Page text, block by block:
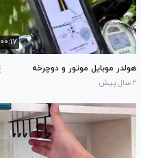
۰۰:۱۷
هولدر موبایل موتور و دوچرخه
۲ سال پیش